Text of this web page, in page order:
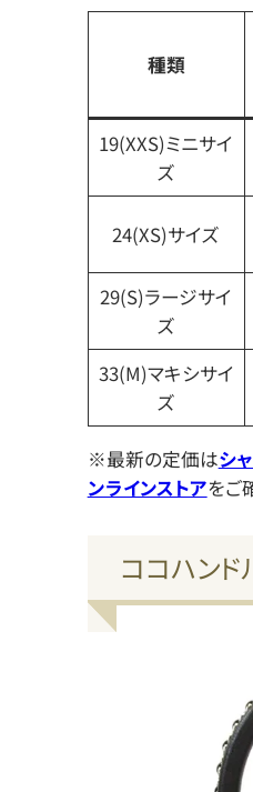
種類
19(XXS)ミニサイ
ズ
24(XS)サイズ
29(S)ラージサイ
ズ
33(M)マキシサイ
ズ
※最新の定価はシ
ンラインストアをご
ココハンド